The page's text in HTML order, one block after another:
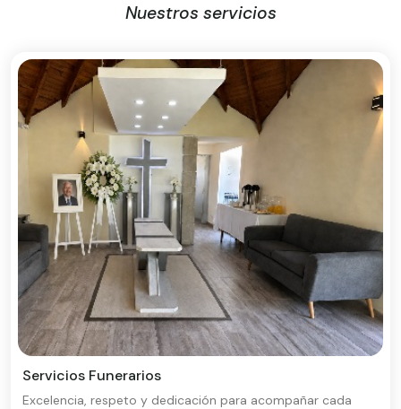
Nuestros servicios
Servicios Funerarios
Excelencia, respeto y dedicación para acompañar cada